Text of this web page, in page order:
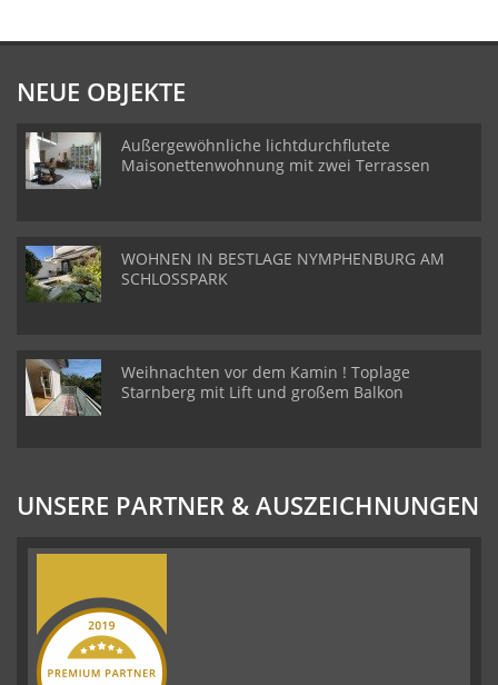
NEUE OBJEKTE
Außergewöhnliche lichtdurchflutete
Maisonettenwohnung mit zwei Terrassen
WOHNEN IN BESTLAGE NYMPHENBURG AM
SCHLOSSPARK
Weihnachten vor dem Kamin ! Toplage
Starnberg mit Lift und großem Balkon
UNSERE PARTNER & AUSZEICHNUNGEN